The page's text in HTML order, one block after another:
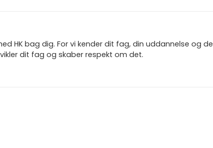
HK bag dig. For vi kender dit fag, din uddannelse og de
dit fag og skaber respekt om det.